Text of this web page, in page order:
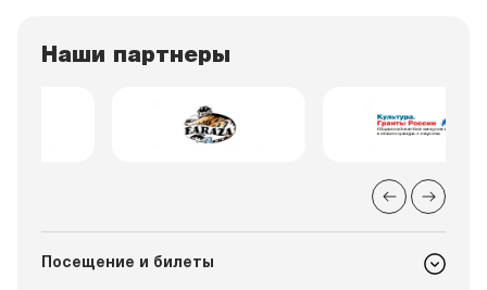
Наши партнеры
Посещение и билеты